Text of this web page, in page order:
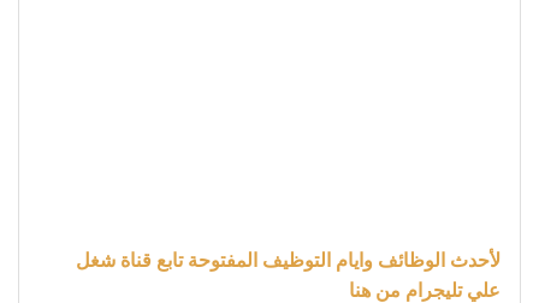
لأحدث الوظائف وايام التوظيف المفتوحة تابع قناة شغل
علي تليجرام من هنا